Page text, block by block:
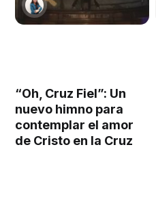
“Oh, Cruz Fiel”: Un
nuevo himno para
contemplar el amor
de Cristo en la Cruz